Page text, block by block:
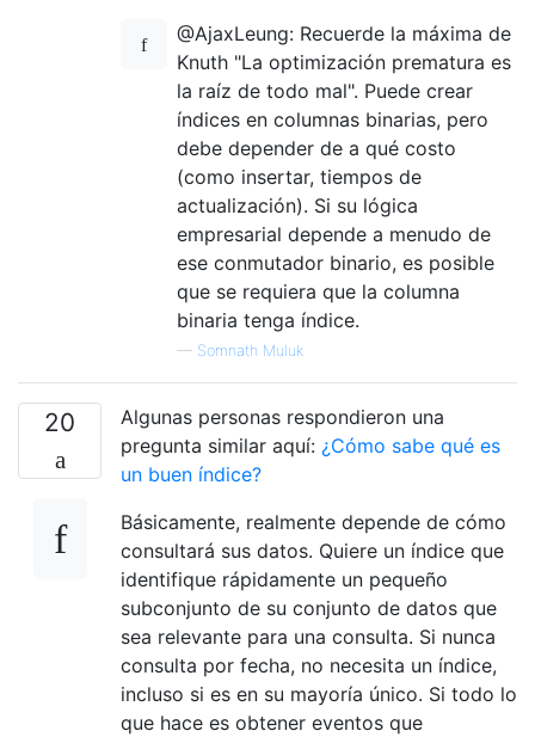
@AjaxLeung: Recuerde la máxima de
Knuth "La optimización prematura es
la raíz de todo mal". Puede crear
índices en columnas binarias, pero
debe depender de a qué costo
(como insertar, tiempos de
actualización). Si su lógica
empresarial depende a menudo de
ese conmutador binario, es posible
que se requiera que la columna
binaria tenga índice.
— Somnath Muluk
20
Algunas personas respondieron una
pregunta similar aquí: ¿Cómo sabe qué es
un buen índice?
Básicamente, realmente depende de cómo
consultará sus datos. Quiere un índice que
identifique rápidamente un pequeño
subconjunto de su conjunto de datos que
sea relevante para una consulta. Si nunca
consulta por fecha, no necesita un índice,
incluso si es en su mayoría único. Si todo lo
que hace es obtener eventos que